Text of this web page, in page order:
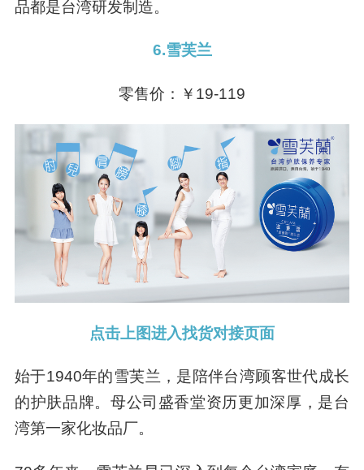
品都是台湾研发制造。
6.雪芙兰
零售价：￥19-119
点击上图进入找货对接页面
始于1940年的雪芙兰，是陪伴台湾顾客世代成长
的护肤品牌。母公司盛香堂资历更加深厚，是台
湾第一家化妆品厂。